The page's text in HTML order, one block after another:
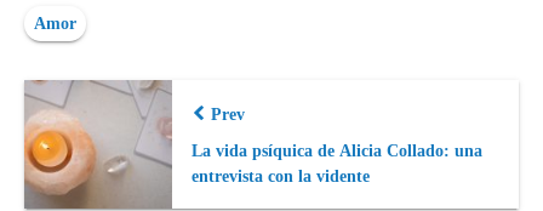
Amor
Prev
La vida psíquica de Alicia Collado: una
entrevista con la vidente